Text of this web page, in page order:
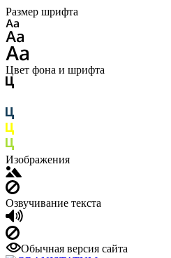
Размер шрифта
Цвет фона и шрифта
Изображения
Озвучивание текста
Обычная версия сайта